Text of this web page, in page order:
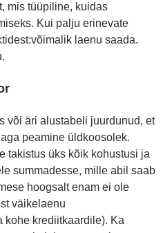
mis tüüpiline, kuidas
Kui palju erinevate
laenu saada.
või äri alustabeli juurdunud, et
peamine üldkoosolek.
takistus üks kõik kohustusi ja
summadesse, mille abil saab
hoogsalt enam ei ole
väikelaenu
kohe krediitkaardile). Ka